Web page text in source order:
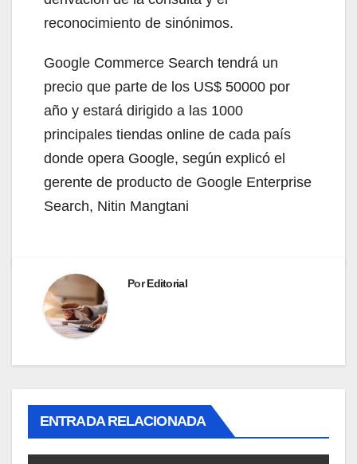
reconocimiento de sinónimos.
Google Commerce Search tendrá un
precio que parte de los US$ 50000 por
año y estará dirigido a las 1000
principales tiendas online de cada país
donde opera Google, según explicó el
gerente de producto de Google Enterprise
Search, Nitin Mangtani
PorEditorial
ENTRADA RELACIONADA